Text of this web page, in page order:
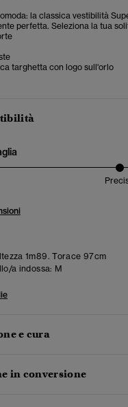
la classica vestibilità
perfetta. Seleziona la tua
targhetta con logo sull'orlo
1m89. Torace 97cm
a indossa: M
e cura
in conversione